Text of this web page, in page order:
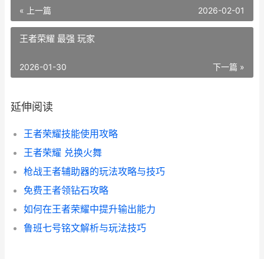
« 上一篇 2026-02-01
王者荣耀 最强 玩家
下一篇 »
2026-01-30
延伸阅读
王者荣耀技能使用攻略
王者荣耀 兑换火舞
枪战王者辅助器的玩法攻略与技巧
免费王者领钻石攻略
如何在王者荣耀中提升输出能力
鲁班七号铭文解析与玩法技巧